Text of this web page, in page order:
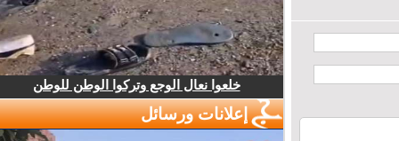
خلعوا نعال الوجع وتركوا الوطن للوطن
إعلانات ورسائل